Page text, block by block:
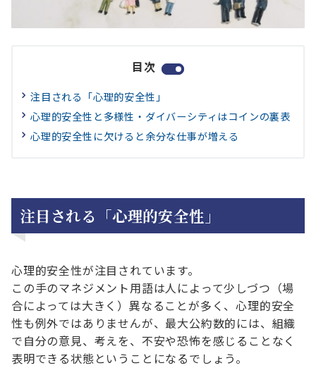
目次
注目される「心理的安全性」
心理的安全性と多様性・ダイバーシティはコインの裏表
心理的安全性に欠けると余分な仕事が増える
注目される「心理的安全性」
心理的安全性が注目されています。
この手のマネジメント用語は人によって少しづつ（場
合によっては大きく）異なることが多く、心理的安全
性も例外ではありませんが、最大公約数的には、組織
で自分の意見、考えを、不安や恐怖を感じることなく
表明できる状態ということになるでしょう。